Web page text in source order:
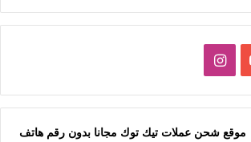
يوتيوبانستقرام
موقع شحن عملات تيك توك مجانا بدون رقم هاتف